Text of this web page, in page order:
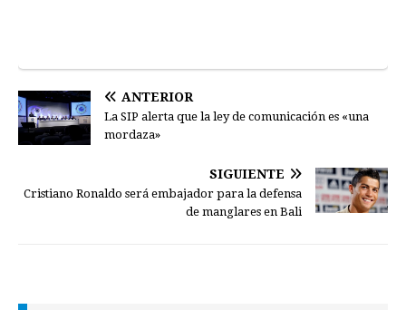
ANTERIOR
La SIP alerta que la ley de comunicación es «una
mordaza»
SIGUIENTE
Cristiano Ronaldo será embajador para la defensa
de manglares en Bali